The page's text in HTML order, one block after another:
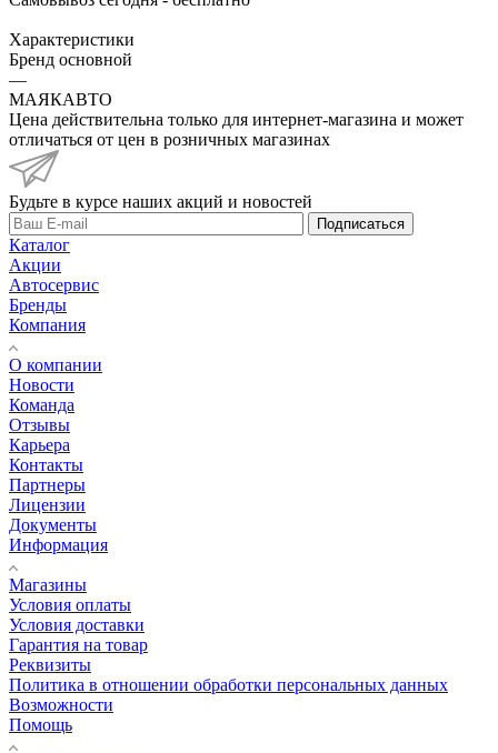
Характеристики
Бренд основной
—
МАЯКАВТО
Цена действительна только для интернет-магазина и может
отличаться от цен в розничных магазинах
Будьте в курсе наших акций и новостей
Подписаться
Каталог
Акции
Автосервис
Бренды
Компания
О компании
Новости
Команда
Отзывы
Карьера
Контакты
Партнеры
Лицензии
Документы
Информация
Магазины
Условия оплаты
Условия доставки
Гарантия на товар
Реквизиты
Политика в отношении обработки персональных данных
Возможности
Помощь